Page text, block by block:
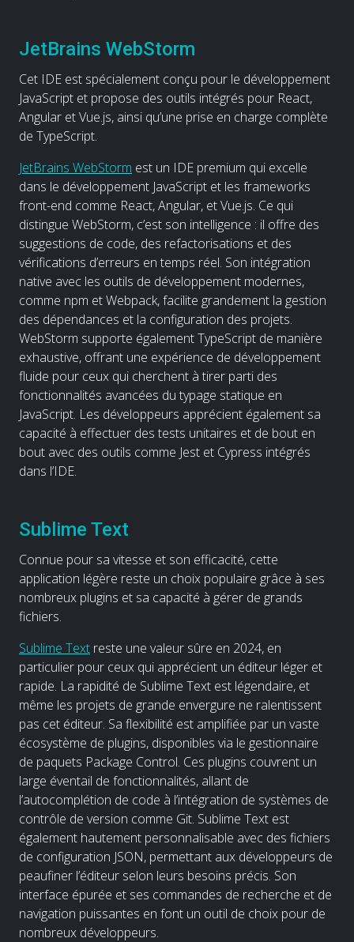
JetBrains WebStorm
Cet IDE est spécialement conçu pour le développement
JavaScript et propose des outils intégrés pour React,
Angular et Vue.js, ainsi qu’une prise en charge complète
de TypeScript.
JetBrains WebStorm est un IDE premium qui excelle
dans le développement JavaScript et les frameworks
front-end comme React, Angular, et Vue.js. Ce qui
distingue WebStorm, c’est son intelligence : il offre des
suggestions de code, des refactorisations et des
vérifications d’erreurs en temps réel. Son intégration
native avec les outils de développement modernes,
comme npm et Webpack, facilite grandement la gestion
des dépendances et la configuration des projets.
WebStorm supporte également TypeScript de manière
exhaustive, offrant une expérience de développement
fluide pour ceux qui cherchent à tirer parti des
fonctionnalités avancées du typage statique en
JavaScript. Les développeurs apprécient également sa
capacité à effectuer des tests unitaires et de bout en
bout avec des outils comme Jest et Cypress intégrés
dans l’IDE.
Sublime Text
Connue pour sa vitesse et son efficacité, cette
application légère reste un choix populaire grâce à ses
nombreux plugins et sa capacité à gérer de grands
fichiers.
Sublime Text reste une valeur sûre en 2024, en
particulier pour ceux qui apprécient un éditeur léger et
rapide. La rapidité de Sublime Text est légendaire, et
même les projets de grande envergure ne ralentissent
pas cet éditeur. Sa flexibilité est amplifiée par un vaste
écosystème de plugins, disponibles via le gestionnaire
de paquets Package Control. Ces plugins couvrent un
large éventail de fonctionnalités, allant de
l’autocomplétion de code à l’intégration de systèmes de
contrôle de version comme Git. Sublime Text est
également hautement personnalisable avec des fichiers
de configuration JSON, permettant aux développeurs de
peaufiner l’éditeur selon leurs besoins précis. Son
interface épurée et ses commandes de recherche et de
navigation puissantes en font un outil de choix pour de
nombreux développeurs.